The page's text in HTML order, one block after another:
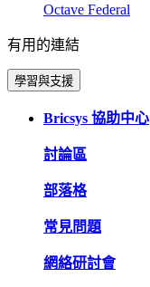
Octave Federal
有用的連結
學習與支援
Bricsys 協助中心
討論區
部落格
常見問題
網絡研討會